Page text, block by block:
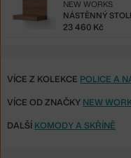
NÁSTĚNNÝ
NEW WORKS
23 460 Kč
VÍCE Z KOLEKCE POLICE A
VÍCE OD ZNAČKY NEW
DALŠÍ KOMODY A SKŘÍNĚ